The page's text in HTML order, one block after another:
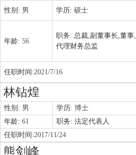
性别: 男 学历: 硕士
年龄: 56
职务: 总裁,副董事长,董事,
代理财务总监
任职时间:2021/7/16
林钻煌
性别: 男 学历: 博士
年龄: 61 职务: 法定代表人
任职时间:2017/11/24
熊剑峰